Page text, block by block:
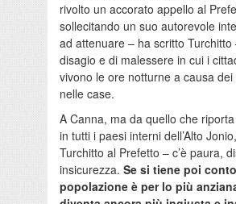
rivolto un accorato appello al
sollecitando un suo autorevole
ad attenuare – ha scritto Turchitto
disagio e di malessere in cui i
vivono le ore notturne a causa
nelle case.
A Canna, ma da quello che
in tutti i paesi interni dell’Alto
Turchitto al Prefetto – c’è paura,
insicurezza. Se si tiene poi
popolazione è per lo più